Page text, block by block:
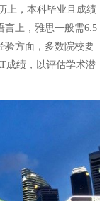
上，本科毕业且成绩
言上，雅思一般需6.5
验方面，多数院校要
成绩，以评估学术潜